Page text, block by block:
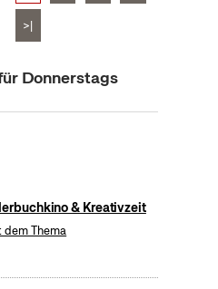
>|
Donnerstags
& Kreativzeit
Thema